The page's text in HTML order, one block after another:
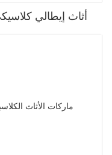
أثاث إيطالي